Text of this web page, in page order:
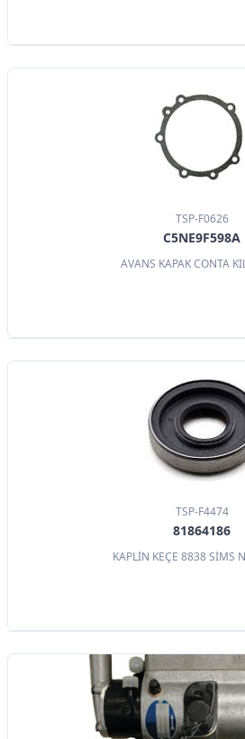
TSP-F0626
C5NE9F598A
AVANS KAPAK CONTA
TSP-F4474
81864186
KAPLİN KEÇE 8838 SİMS